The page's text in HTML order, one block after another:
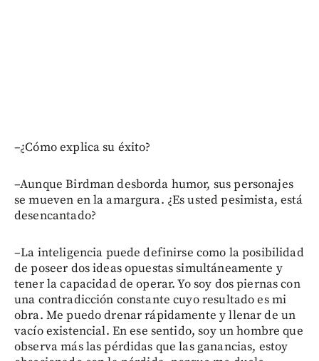
–¿Cómo explica su éxito?
–Aunque Birdman desborda humor, sus personajes
se mueven en la amargura. ¿Es usted pesimista, está
desencantado?
–La inteligencia puede definirse como la posibilidad
de poseer dos ideas opuestas simultáneamente y
tener la capacidad de operar. Yo soy dos piernas con
una contradicción constante cuyo resultado es mi
obra. Me puedo drenar rápidamente y llenar de un
vacío existencial. En ese sentido, soy un hombre que
observa más las pérdidas que las ganancias, estoy